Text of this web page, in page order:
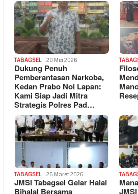
TABAGSEL 20 Mei 2026
Dukung Penuh
Pemberantasan Narkoba,
Kedan Prabo Nol Lapan:
Kami Siap Jadi Mitra
Strategis Polres Pad…
TABAGSEL 26 Maret 2026
JMSI Tabagsel Gelar Halal